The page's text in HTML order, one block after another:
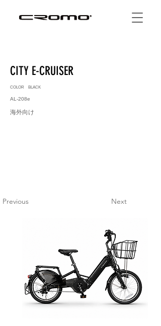
CITY E-CRUISER
COLOR BLACK
AL-208e
海外向け
Previous Next